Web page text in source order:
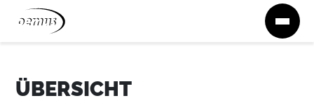
Zum Inhalt springen
ÜBERSICHT